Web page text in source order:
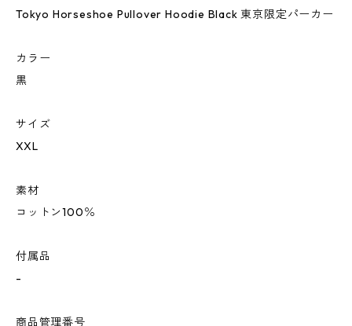
Tokyo Horseshoe Pullover Hoodie Black 東京限定パーカー
カラー
黒
サイズ
XXL
素材
コットン100％
付属品
-
商品管理番号